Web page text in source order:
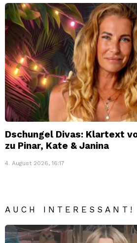
Dschungel Divas: Klartext
zu Pinar, Kate & Janina
4. August 2026, 16:17
AUCH INTERESSANT!